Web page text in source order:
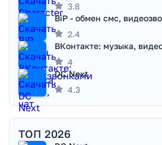
3.8
2.4
4
DC Next
4.3
ТОП 2026